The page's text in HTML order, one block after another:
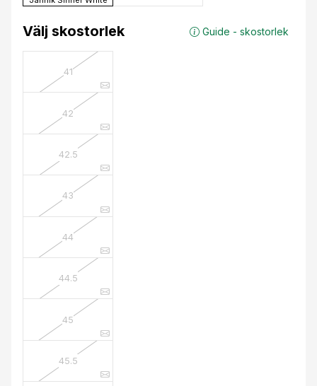
Välj skostorlek Guide - skostorlek
41
42
42.5
43
44
44.5
45
45.5